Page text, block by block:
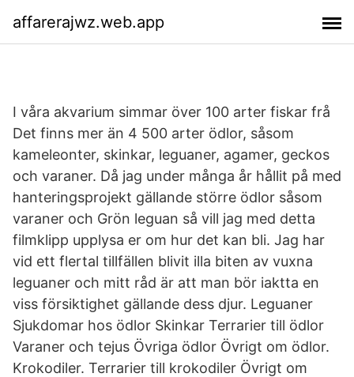
affarerajwz.web.app
I våra akvarium simmar över 100 arter fiskar frå
Det finns mer än 4 500 arter ödlor, såsom
kameleonter, skinkar, leguaner, agamer, geckos
och varaner. Då jag under många år hållit på med
hanteringsprojekt gällande större ödlor såsom
varaner och Grön leguan så vill jag med detta
filmklipp upplysa er om hur det kan bli. Jag har
vid ett flertal tillfällen blivit illa biten av vuxna
leguaner och mitt råd är att man bör iaktta en
viss försiktighet gällande dess djur. Leguaner
Sjukdomar hos ödlor Skinkar Terrarier till ödlor
Varaner och tejus Övriga ödlor Övrigt om ödlor.
Krokodiler. Terrarier till krokodiler Övrigt om